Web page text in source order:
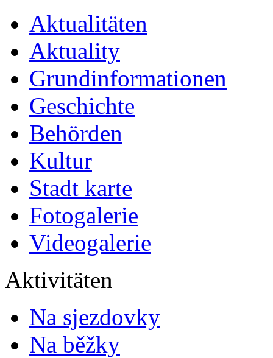
Aktualitäten
Aktuality
Grundinformationen
Geschichte
Behörden
Kultur
Stadt karte
Fotogalerie
Videogalerie
Aktivitäten
Na sjezdovky
Na běžky